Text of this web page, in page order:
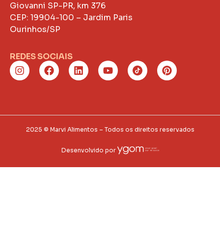
Giovanni SP-PR, km 376
CEP: 19904-100 – Jardim Paris
Ourinhos/SP
REDES SOCIAIS
2025 © Marvi Alimentos – Todos os direitos reservados
Desenvolvido por